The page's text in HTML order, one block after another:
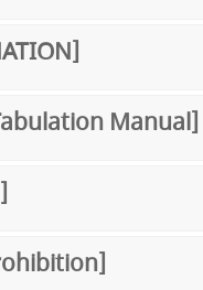
Manual]